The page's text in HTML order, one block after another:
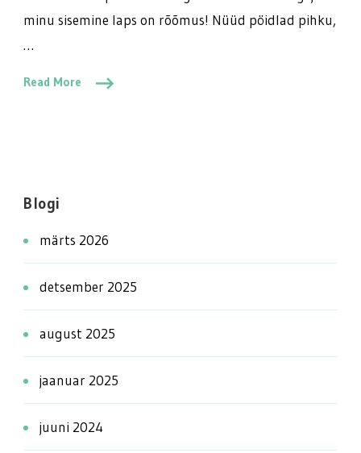
minu sisemine laps on rõõmus! Nüüd pöidlad pihku,
…
Read More
Blogi
märts 2026
detsember 2025
august 2025
jaanuar 2025
juuni 2024